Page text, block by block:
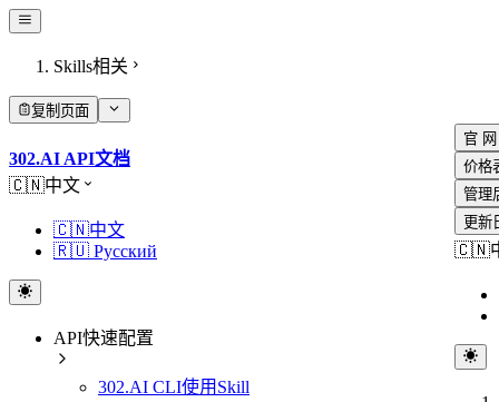
Skills相关
复制页面
302.AI API文档
🇨🇳中文
🇨🇳中文
🇷🇺 Русский
API快速配置
302.AI CLI使用Skill
官 网
价格
管理
更新
🇨🇳